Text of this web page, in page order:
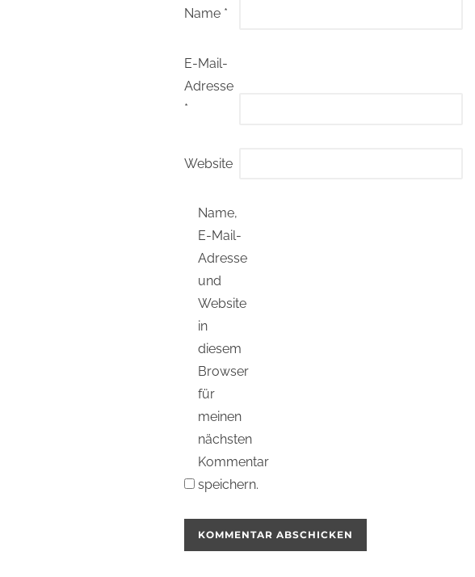
Name *
E-Mail-
Adresse
*
Website
Name,
E-Mail-
Adresse
und
Website
in
diesem
Browser
für
meinen
nächsten
Kommentar
speichern.